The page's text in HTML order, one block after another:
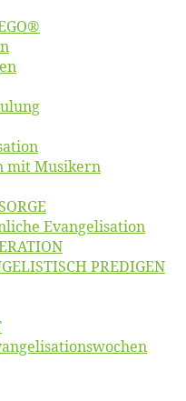
mit Musikern
Evangelisation
PREDIGEN